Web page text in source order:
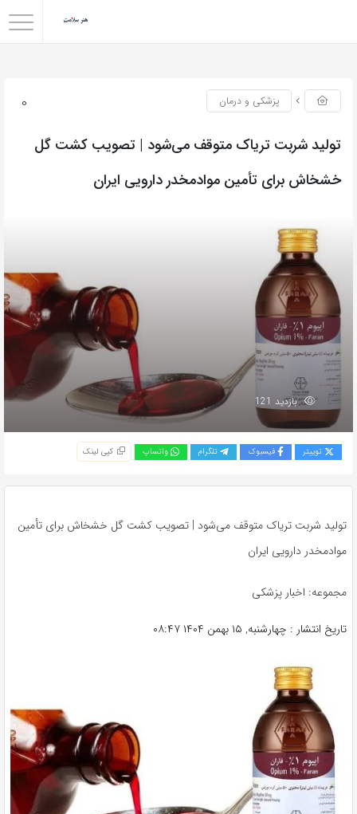
0 پزشکی و درمان
تولید شربت تریاک متوقف می‌شود | تصویب کشت گل
خشخاش برای تأمین موادمخدر دارویی ایران
بازدید 121
توییتر فیسبوک تلگرام واتساپ کپی لینک
تولید شربت تریاک متوقف می‌شود | تصویب کشت گل خشخاش برای تأمین
موادمخدر دارویی ایران
مجموعه: اخبار پزشکی
تاریخ انتشار : چهارشنبه, ۱۵ بهمن ۱۴۰۴ ۰۸:۴۷